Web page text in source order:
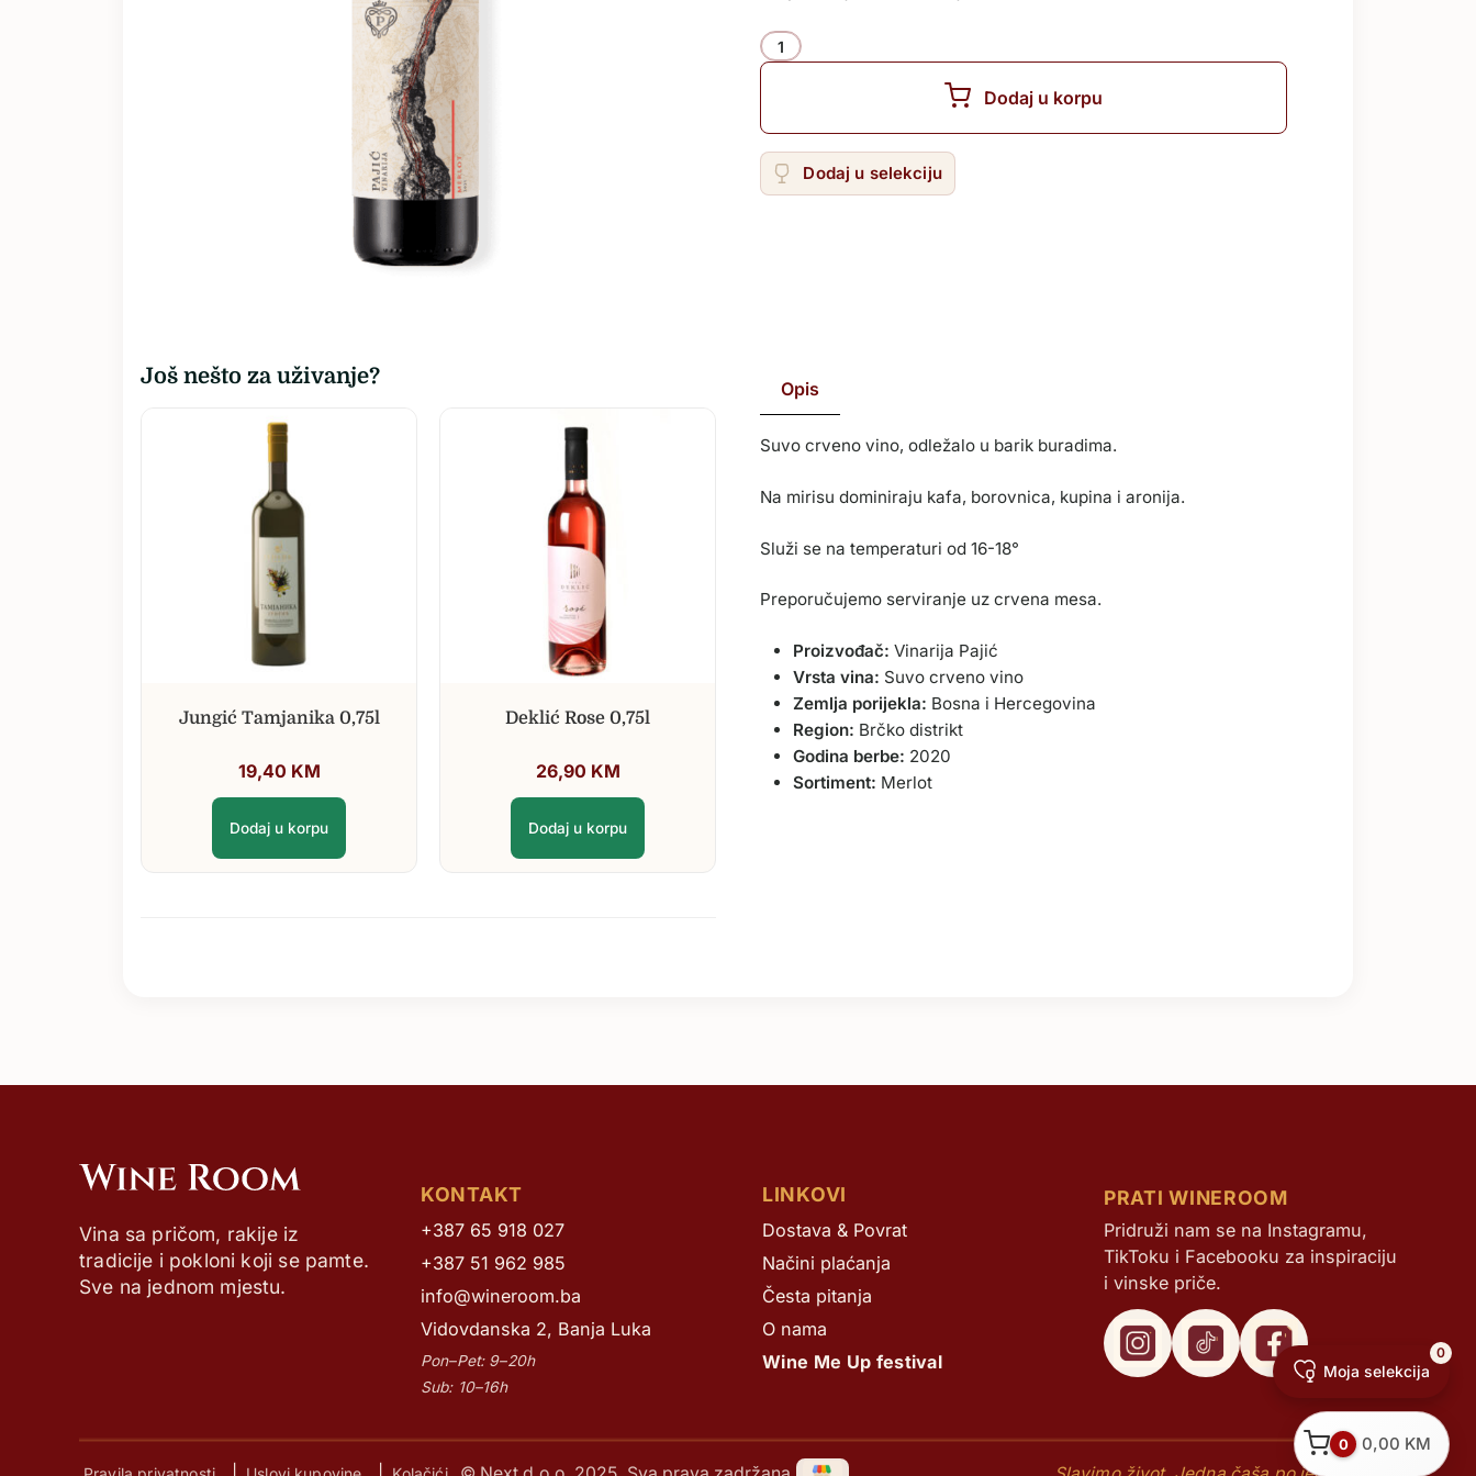
Količina
Dodaj u korpu
Dodaj u selekciju
Još nešto za uživanje?
Jungić Tamjanika 0,75l
19,40 KM
Dodaj u korpu
Deklić Rose 0,75l
26,90 KM
Dodaj u korpu
Opis
Suvo crveno vino, odležalo u barik buradima.
Na mirisu dominiraju kafa, borovnica, kupina i aronija.
Služi se na temperaturi od 16-18°
Preporučujemo serviranje uz crvena mesa.
Proizvođač: Vinarija Pajić
Vrsta vina: Suvo crveno vino
Zemlja porijekla: Bosna i Hercegovina
Region: Brčko distrikt
Godina berbe: 2020
Sortiment: Merlot
0 0,00 KM
Vina sa pričom, rakije iz
tradicije i pokloni koji se pamte.
Sve na jednom mjestu.
KONTAKT
+387 65 918 027
+387 51 962 985
info@wineroom.ba
Vidovdanska 2, Banja Luka
Pon–Pet: 9–20h
Sub: 10–16h
LINKOVI
Dostava & Povrat
Načini plaćanja
Česta pitanja
O nama
Wine Me Up festival
PRATI WINEROOM
Pridruži nam se na Instagramu,
TikToku i Facebooku za inspiraciju
i vinske priče.
Moja selekcija
0